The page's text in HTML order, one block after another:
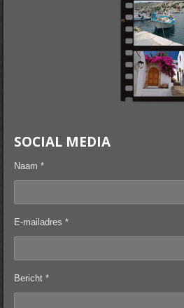
SOCIAL MEDIA
Naam *
E-mailadres *
Bericht *